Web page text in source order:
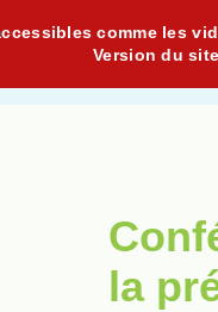
comme les
Version du
la